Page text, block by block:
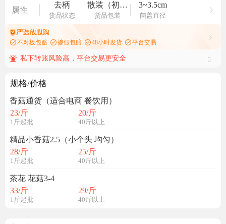
属性
去柄
货品状态
散装（初级农产品）
货品包装
3~3.5cm
菌盖直径
不对板包赔 掺假包赔 48小时发货 平台交易
私下转账风险高，平台交易更安全
规格/价格
香菇通货（适合电商 餐饮用）
23/斤
1斤起批
20/斤
40斤以上
精品小香菇2.5（小个头 均匀）
28/斤
1斤起批
25/斤
40斤以上
茶花 花菇3-4
33/斤
1斤起批
29/斤
40斤以上